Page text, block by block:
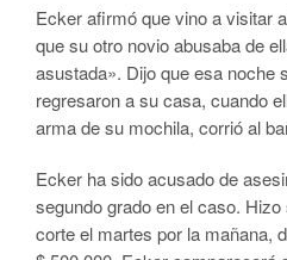
Ecker afirmó que vino a visitar
que su otro novio abusaba de
asustada». Dijo que esa noche
regresaron a su casa, cuando
arma de su mochila, corrió al
Ecker ha sido acusado de
segundo grado en el caso.
corte el martes por la mañana,